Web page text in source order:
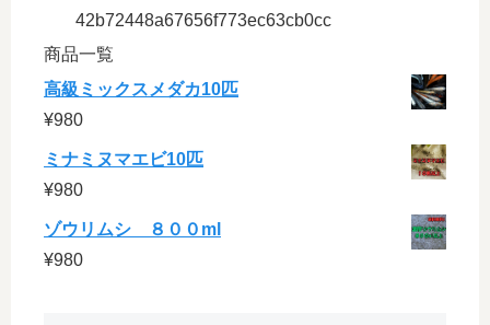
42b72448a67656f773ec63cb0cc
商品一覧
高級ミックスメダカ10匹
¥980
ミナミヌマエビ10匹
¥980
ゾウリムシ ８００ml
¥980